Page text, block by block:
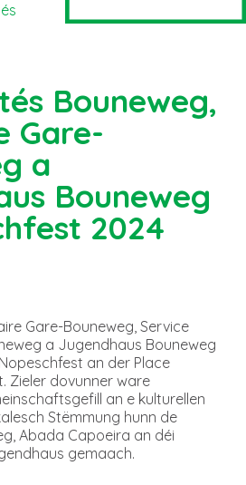
Bouneweg,
Gare-
a
Bouneweg
2024
Gare-Bouneweg, Service
a Jugendhaus Bouneweg
an der Place
Zieler dovunner ware
an e kulturellen
Stëmmung hunn de
Abada Capoeira an déi
gemaach.